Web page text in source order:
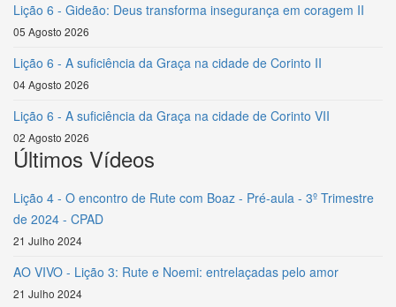
Lição 6 - Gideão: Deus transforma insegurança em coragem II
05 Agosto 2026
Lição 6 - A suficiência da Graça na cidade de Corinto II
04 Agosto 2026
Lição 6 - A suficiência da Graça na cidade de Corinto VII
02 Agosto 2026
Últimos Vídeos
Lição 4 - O encontro de Rute com Boaz - Pré-aula - 3º Trimestre
de 2024 - CPAD
21 Julho 2024
AO VIVO - Lição 3: Rute e Noemi: entrelaçadas pelo amor
21 Julho 2024